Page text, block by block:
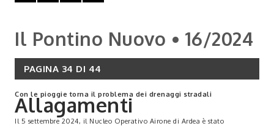
Il Pontino Nuovo • 16/2024
PAGINA 34 DI 44
Con le pioggie torna il problema dei drenaggi stradali
Allagamenti
Il 5 settembre 2024, il Nucleo Operativo Airone di Ardea è stato